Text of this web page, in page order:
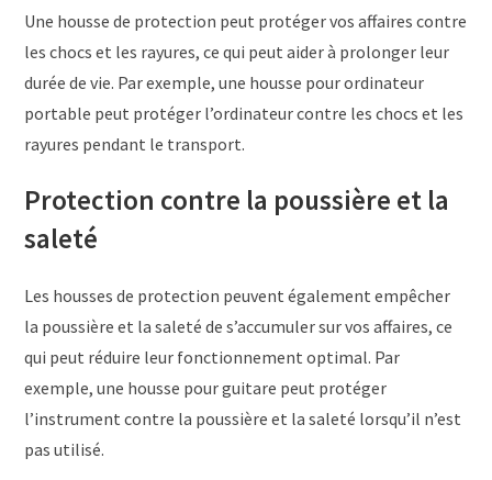
Une housse de protection peut protéger vos affaires contre
les chocs et les rayures, ce qui peut aider à prolonger leur
durée de vie. Par exemple, une housse pour ordinateur
portable peut protéger l’ordinateur contre les chocs et les
rayures pendant le transport.
Protection contre la poussière et la
saleté
Les housses de protection peuvent également empêcher
la poussière et la saleté de s’accumuler sur vos affaires, ce
qui peut réduire leur fonctionnement optimal. Par
exemple, une housse pour guitare peut protéger
l’instrument contre la poussière et la saleté lorsqu’il n’est
pas utilisé.